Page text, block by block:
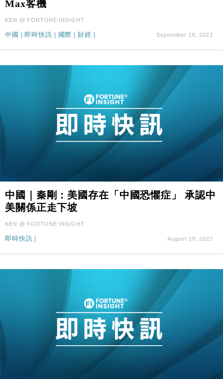
Max客機
KEN @ FORTUNE INSIGHT
中國 即時快訊 國際 財經 September 16, 2022
中國｜秦剛：美國存在「中國恐懼症」 承認中
美關係正走下坡
KEN @ FORTUNE INSIGHT
即時快訊 August 19, 2022